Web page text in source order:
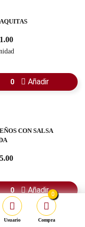
Usuario Compra
0
1.00
0 Añadir
CON SALSA
5.00
0 Añadir